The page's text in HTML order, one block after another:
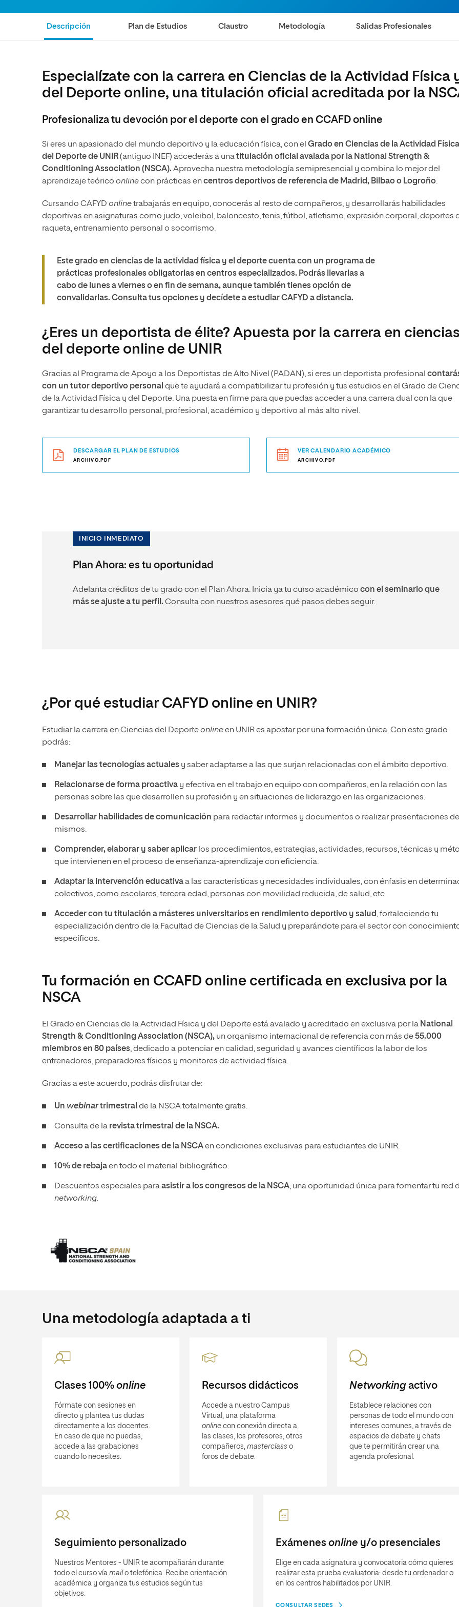
Ciencias Políticas y Relaciones
Internacionales
Acceso universitario para
mayores
Ciencias de la Salud
Ciencias Sociales
Artes
Música
Máster Universitario en Atención Temprana y
Diseño
Ciencias de la Salud
Humanidades
Artes
Oficina de Movilidad
Internacional
Escuela de Humanidades
Normas de Organización y
Descripción Plan de Estudios Claustro Metodología Salidas Profesionales
Especialízate con la carrera en Ciencias de la Actividad Física
del Deporte online, una titulación oficial acreditada por la
Profesionaliza tu devoción por el deporte con el grado en CCAFD online
Si eres un apasionado del mundo deportivo y la educación física, con el Grado en Ciencias de la Actividad
del Deporte de UNIR(antiguo INEF) accederás a unatitulación oficial avalada por la National Strength &
Conditioning Association (NSCA). Aprovecha nuestra metodología semipresencial y combina lo mejor del
aprendizaje teórico onlinecon prácticas encentros deportivos de referencia de Madrid, Bilbao o Logroño.
Cursando CAFYD onlinetrabajarás en equipo, conocerás al resto de compañeros, y desarrollarás habilidades
deportivas en asignaturas como judo, voleibol, baloncesto, tenis, fútbol, atletismo, expresión corporal, deportes
raqueta, entrenamiento personal o socorrismo.
Este grado en ciencias de la actividad física y el deporte cuenta con un programa de
prácticas profesionales obligatorias en centros especializados. Podrás llevarlas a
cabo de lunes a viernes o en fin de semana, aunque también tienes opción de
convalidarlas. Consulta tus opciones y decídete a estudiar CAFYD a distancia.
¿Eres un deportista de élite? Apuesta por la carrera en
del deporte online de UNIR
Gracias al Programa de Apoyo a los Deportistas de Alto Nivel (PADAN), si eres un deportista profesional
con un tutor deportivo personal que te ayudará a compatibilizar tu profesión y tus estudios en el Grado de
de la Actividad Física y del Deporte. Una puesta en firme para que puedas acceder a una carrera dual con la que
garantizar tu desarrollo personal, profesional, académico y deportivo al más alto nivel.
DESCARGAR EL PLAN DE ESTUDIOS
ARCHIVO.PDF
VER CALENDARIO ACADÉMICO
ARCHIVO.PDF
INICIO INMEDIATO
Plan Ahora: es tu oportunidad
Adelanta créditos de tu grado con el Plan Ahora. Inicia ya tu curso académico con el seminario que
más se ajuste a tu perfil. Consulta con nuestros asesores qué pasos debes seguir.
¿Por qué estudiar CAFYD online en UNIR?
Estudiar la carrera en Ciencias del Deporteonlineen UNIR es apostar por una formación única. Con este grado
podrás:
Manejar las tecnologías actuales y saber adaptarse a las que surjan relacionadas con el ámbito deportivo.
Relacionarse de forma proactiva y efectiva en el trabajo en equipo con compañeros, en la relación con las
personas sobre las que desarrollen su profesión y en situaciones de liderazgo en las organizaciones.
Desarrollar habilidades de comunicación para redactar informes y documentos o realizar presentaciones
mismos.
Comprender, elaborar y saber aplicar los procedimientos, estrategias, actividades, recursos, técnicas y
que intervienen en el proceso de enseñanza-aprendizaje con eficiencia.
Adaptar la intervención educativaa las características y necesidades individuales, con énfasis en
colectivos, como escolares, tercera edad, personas con movilidad reducida, de salud, etc.
Acceder con tu titulación a másteres universitarios en rendimiento deportivo y salud, fortaleciendo tu
especialización dentro de la Facultad de Ciencias de la Salud y preparándote para el sector con
específicos.
Tu formación en CCAFD online certificada en exclusiva por la
NSCA
El Grado en Ciencias de la Actividad Física y del Deporte está avalado y acreditado en exclusiva por la National
Strength & Conditioning Association (NSCA), un organismo internacional de referencia con más de55.000
miembros en 80 países, dedicado a potenciar en calidad, seguridad y avances científicos la labor de los
entrenadores, preparadores físicos y monitores de actividad física.
Gracias a este acuerdo, podrás disfrutar de:
Un webinartrimestral de la NSCA totalmente gratis.
Consulta de la revista trimestral de la NSCA.
Acceso a las certificaciones de la NSCAen condiciones exclusivas para estudiantes de UNIR.
10% de rebajaen todo el material bibliográfico.
Descuentos especiales paraasistir a los congresos de la NSCA, una oportunidad única para fomentar tu red
networking.
Una metodología adaptada a ti
Clases 100% online
Fórmate con sesiones en
directo y plantea tus dudas
directamente a los docentes.
En caso de que no puedas,
accede a las grabaciones
cuando lo necesites.
Recursos didácticos
Accede a nuestro Campus
Virtual, una plataforma
onlinecon conexión directa a
las clases, los profesores, otros
compañeros, masterclasso
foros de debate.
Networkingactivo
Establece relaciones con
personas de todo el mundo con
intereses comunes, a través de
espacios de debate y chats
que te permitirán crear una
agenda profesional.
Seguimiento personalizado
Nuestros Mentores - UNIR te acompañarán durante
todo el curso vía mail o telefónica. Recibe orientación
académica y organiza tus estudios según tus
objetivos.
Exámenes online y/o presenciales
Elige en cada asignatura y convocatoria cómo quieres
realizar esta prueba evaluatoria: desde tu ordenador o
en los centros habilitados por UNIR.
CONSULTAR SEDES